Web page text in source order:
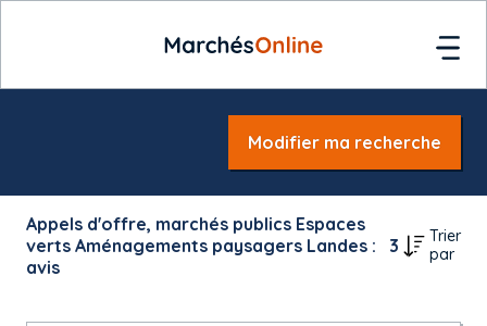
Modifier ma recherche
Appels d'offre, marchés publics Espaces
verts Aménagements paysagers Landes :
3
avis
Trier
par